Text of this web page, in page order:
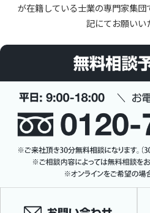
が在籍している士業の専門家集団
記にてお願いい